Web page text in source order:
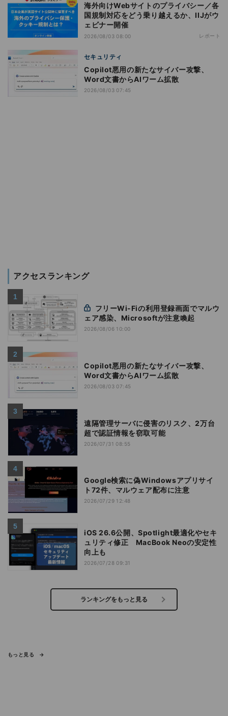
海外向けWebサイトのプライバシー／各
国規制対応をどう乗り越えるか、IIJがウ
ェビナー開催
2026/08/03 08:00 レポート
セキュリティ
Copilot悪用の新たなサイバー攻撃、
Word文書からAIワーム拡散
2026/08/03 07:45
アクセスランキング
ェア感染、Microsoftが注意喚起
2026/08/06 10:00
Copilot悪用の新たなサイバー攻撃、
Word文書からAIワーム拡散
2026/08/03 07:45
遠隔管理サーバに侵害のリスク、2万台
超で認証情報を窃取可能
2026/07/31 08:55
Google検索に偽Windowsアプリサイ
ト72件、マルウェア配布に注意
2026/07/29 12:48
iOS 26.6公開、Spotlight最適化やセキ
ュリティ修正 MacBook Neoの安定性
向上も
2026/07/28 09:31
ランキングをもっと見る
もっと見る